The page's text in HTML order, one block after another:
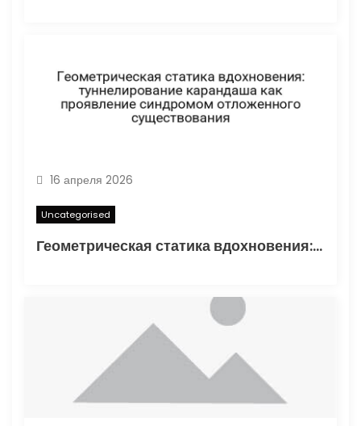
16 апреля 2026
Uncategorised
Геометрическая статика вдохновения: туннелирование карандаша как проявление синдромом отложенного существования